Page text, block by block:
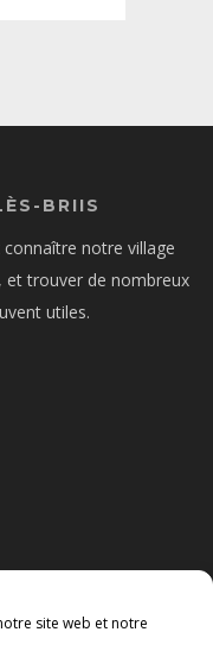
site web et notre
BRIIS
notre village
et trouver de nombreux
utiles.